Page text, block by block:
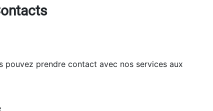
pouvez prendre contact avec nos services aux